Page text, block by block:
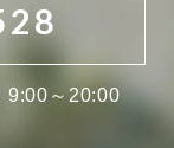
9:00～20:00